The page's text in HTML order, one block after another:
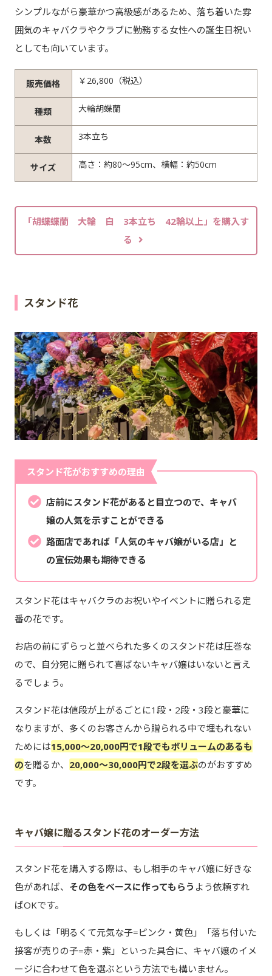
シンプルながら豪華かつ高級感があるため、落ち着いた雰
囲気のキャバクラやクラブに勤務する女性への誕生日祝い
としても向いています。
販売価格 ￥26,800（税込）
種類 大輪胡蝶蘭
本数 3本立ち
サイズ 高さ：約80～95cm、横幅：約50cm
「胡蝶蝶蘭 大輪 白 3本立ち 42輪以上」を購入す
る
スタンド花
スタンド花がおすすめの理由
店前にスタンド花があると目立つので、キャバ
嬢の人気を示すことができる
路面店であれば「人気のキャバ嬢がいる店」と
の宣伝効果も期待できる
スタンド花はキャバクラのお祝いやイベントに贈られる定
番の花です。
お店の前にずらっと並べられた多くのスタンド花は圧巻な
ので、自分宛に贈られて喜ばないキャバ嬢はいないと言え
るでしょう。
スタンド花は値段が上がるごとに1段・2段・3段と豪華に
なりますが、多くのお客さんから贈られる中で埋もれない
ためには15,000～20,000円で1段でもボリュームのあるも
のを贈るか、 20,000～30,000円で2段を選ぶのがおすすめ
です。
キャバ嬢に贈るスタンド花のオーダー方法
スタンド花を購入する際は、もし相手のキャバ嬢に好きな
色があれば、 その色をベースに作ってもらう よう依頼すれ
ばOKです。
もしくは「明るくて元気な子=ピンク・黄色」「落ち付いた
接客が売りの子=赤・紫」といった具合に、キャバ嬢のイメ
ージに合わせて色を選ぶという方法でも構いません。